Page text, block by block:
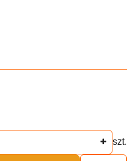
szt.